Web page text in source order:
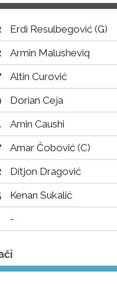
Erdi Resulbegović (G)
Armin Malusheviq
Altin Curović
Dorian Ceja
Amin Caushi
Amar Čobović (C)
Ditjon Dragović
Kenan Sukalić
-